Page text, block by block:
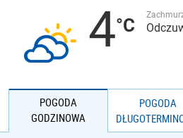
4
POGODA
GODZINOWA
POGODA